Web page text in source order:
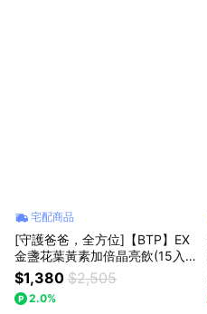
宅配商品
[守護爸爸，全方位]【BTP】EX
金盞花葉黃素加倍晶亮飲(15入/
盒)+ 接骨木莓綜合維他命粉包(3
0入/盒)+ 洛神粹亮膠原飲(10入/
盒)
$1,380 $2,505
2.0%